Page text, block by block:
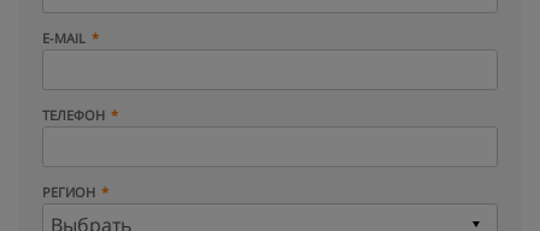
E-MAIL
ТЕЛЕФОН
РЕГИОН